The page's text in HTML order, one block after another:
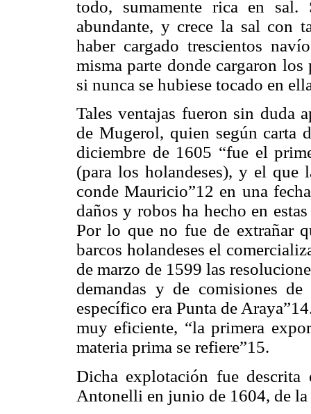
todo, sumamente rica en
abundante, y crece la sal con
haber cargado trescientos
misma parte donde cargaron
si nunca se hubiese tocado en
Tales ventajas fueron sin duda
de Mugerol, quien según carta
diciembre de 1605 “fue el
(para los holandeses), y el que
conde Mauricio”12 en una
daños y robos ha hecho en
Por lo que no fue de extrañar
barcos holandeses el
de marzo de 1599 las
demandas y de comisiones
específico era Punta de
muy eficiente, “la primera
materia prima se refiere”15.
Dicha explotación fue
Antonelli en junio de 1604, de la